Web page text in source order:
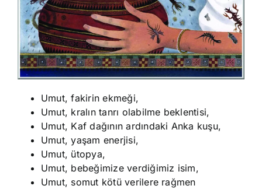
Umut, fakirin ekmeği,
Umut, kralın tanrı olabilme beklentisi,
Umut, Kaf dağının ardındaki Anka kuşu,
Umut, yaşam enerjisi,
Umut, ütopya,
Umut, bebeğimize verdiğimiz isim,
Umut, somut kötü verilere rağmen